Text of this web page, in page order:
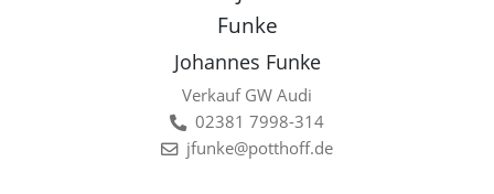
Johannes Funke
Verkauf GW Audi
02381 7998-314
jfunke@potthoff.de